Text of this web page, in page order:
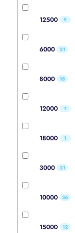
12500 9
6000 21
8000 18
12000 7
18000 1
3000 21
10000 36
15000 12